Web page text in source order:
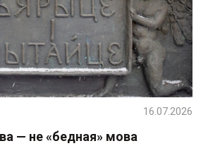
— не «бедная» мова
16.07.2026